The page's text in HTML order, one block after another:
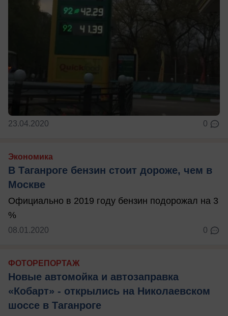
23.04.2020 0
Экономика
В Таганроге бензин стоит дороже, чем в
Москве
Официально в 2019 году бензин подорожал на 3
%
08.01.2020 0
ФОТОРЕПОРТАЖ
Новые автомойка и автозаправка
«Кобарт» - открылись на Николаевском
шоссе в Таганроге